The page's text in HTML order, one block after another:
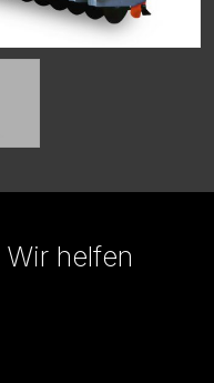
Wir helfen